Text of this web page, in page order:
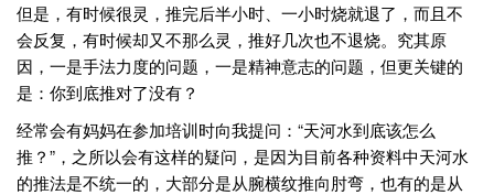
但是，有时候很灵，推完后半小时、一小时烧就退了，而且不
会反复，有时候却又不那么灵，推好几次也不退烧。究其原
因，一是手法力度的问题，一是精神意志的问题，但更关键的
是：你到底推对了没有？
经常会有妈妈在参加培训时向我提问：“天河水到底该怎么
推？”，之所以会有这样的疑问，是因为目前各种资料中天河水
的推法是不统一的，大部分是从腕横纹推向肘弯，也有的是从